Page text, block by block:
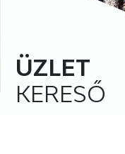
ÜZLET
KERESŐ